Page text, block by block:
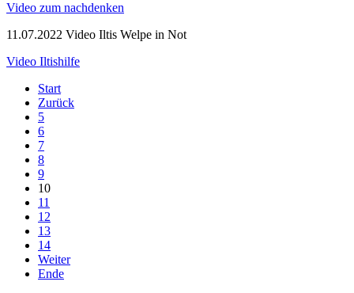
Video zum nachdenken
11.07.2022 Video Iltis Welpe in Not
Video Iltishilfe
Start
Zurück
5
6
7
8
9
10
11
12
13
14
Weiter
Ende